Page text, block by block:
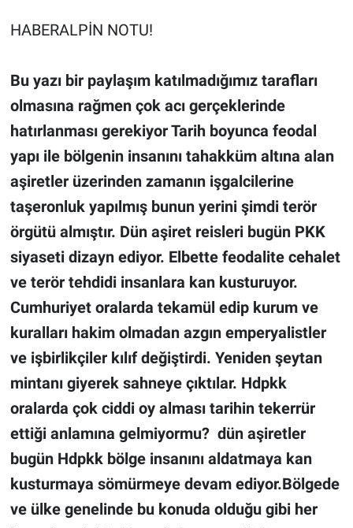
HABERALPİN NOTU!
Bu yazı bir paylaşım katılmadığımız tarafları
olmasına rağmen çok acı gerçeklerinde
hatırlanması gerekiyor Tarih boyunca feodal
yapı ile bölgenin insanını tahakküm altına alan
aşiretler üzerinden zamanın işgalcilerine
taşeronluk yapılmış bunun yerini şimdi terör
örgütü almıştır. Dün aşiret reisleri bugün PKK
siyaseti dizayn ediyor. Elbette feodalite cehalet
ve terör tehdidi insanlara kan kusturuyor.
Cumhuriyet oralarda tekamül edip kurum ve
kuralları hakim olmadan azgın emperyalistler
ve işbirlikçiler kılıf değiştirdi. Yeniden şeytan
mintanı giyerek sahneye çıktılar. Hdpkk
oralarda çok ciddi oy alması tarihin tekerrür
ettiği anlamına gelmiyormu?  dün aşiretler
bugün Hdpkk bölge insanını aldatmaya kan
kusturmaya sömürmeye devam ediyor.Bölgede
ve ülke genelinde bu konuda olduğu gibi her